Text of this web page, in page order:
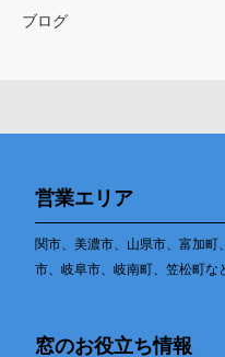
ブログ
営業エリア
関市、美濃市、山県市、富加町
市、岐阜市、岐南町、笠松町な
窓のお役立ち情報